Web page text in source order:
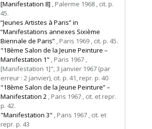
[Manifestation 8] , Palerme 1968 , cit. p.
45.
“Jeunes Artistes à Paris” in
“Manifestations annexes Sixième
Biennale de Paris” , Paris 1969 , cit. p. 45.
"18ème Salon de la Jeune Peinture –
Manifestation 1" , Paris 1967 ,
[Manifestation 1]", 3 janvier 1967 (par
erreur : 2 janvier), cit. p. 41, repr. p. 40
"18ème Salon de la Jeune Peinture” –
Manifestation 2 , Paris 1967 , cit. et repr.
p. 42.
"Manifestation 3" , Paris 1967 , cit. et
repr. p. 43